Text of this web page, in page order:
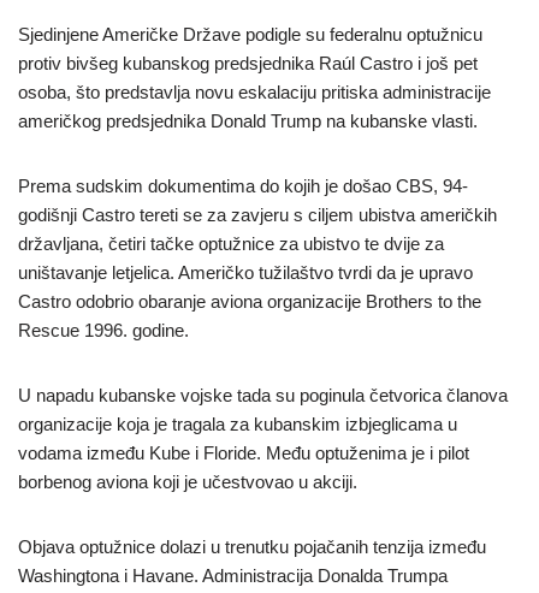
Sjedinjene Američke Države podigle su federalnu optužnicu
protiv bivšeg kubanskog predsjednika Raúl Castro i još pet
osoba, što predstavlja novu eskalaciju pritiska administracije
američkog predsjednika Donald Trump na kubanske vlasti.
Prema sudskim dokumentima do kojih je došao CBS, 94-
godišnji Castro tereti se za zavjeru s ciljem ubistva američkih
državljana, četiri tačke optužnice za ubistvo te dvije za
uništavanje letjelica. Američko tužilaštvo tvrdi da je upravo
Castro odobrio obaranje aviona organizacije Brothers to the
Rescue 1996. godine.
U napadu kubanske vojske tada su poginula četvorica članova
organizacije koja je tragala za kubanskim izbjeglicama u
vodama između Kube i Floride. Među optuženima je i pilot
borbenog aviona koji je učestvovao u akciji.
Objava optužnice dolazi u trenutku pojačanih tenzija između
Washingtona i Havane. Administracija Donalda Trumpa